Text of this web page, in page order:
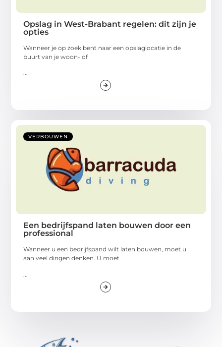
Opslag in West-Brabant regelen: dit zijn je
opties
Wanneer je op zoek bent naar een opslaglocatie in de
buurt van je woon- of
...
VERBOUWEN
Een bedrijfspand laten bouwen door een
professional
Wanneer u een bedrijfspand wilt laten bouwen, moet u
aan veel dingen denken. U moet